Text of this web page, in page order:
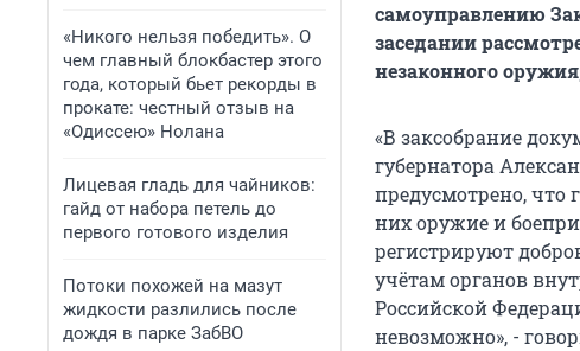
«Никого нельзя победить». О
чем главный блокбастер этого
года, который бьет рекорды в
прокате: честный отзыв на
«Одиссею» Нолана
Лицевая гладь для чайников:
гайд от набора петель до
первого готового изделия
Потоки похожей на мазут
жидкости разлились после
дождя в парке ЗабВО
самоуправлению
заседании
незаконного
«В заксобрание
губернатора
предусмотрено, что
них оружие и
регистрируют
учётам органов
Российской
невозможно», -